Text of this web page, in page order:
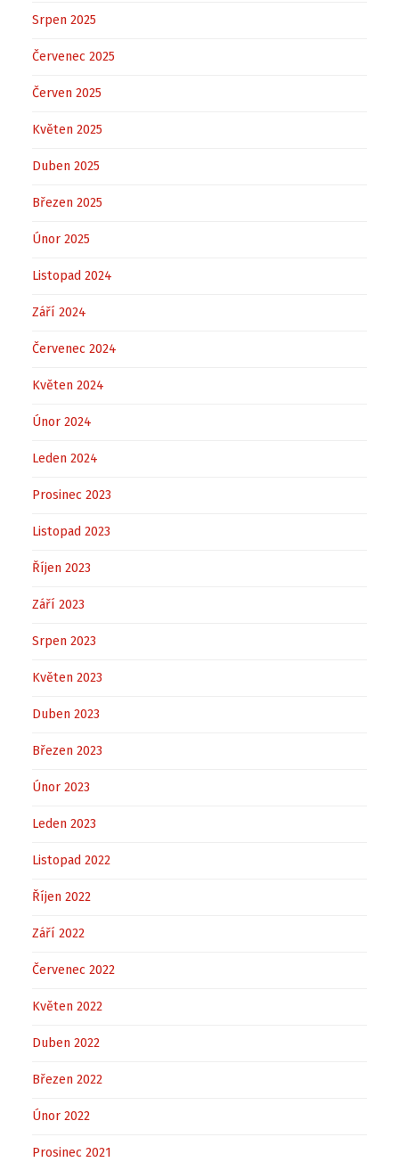
Srpen 2025
Červenec 2025
Červen 2025
Květen 2025
Duben 2025
Březen 2025
Únor 2025
Listopad 2024
Září 2024
Červenec 2024
Květen 2024
Únor 2024
Leden 2024
Prosinec 2023
Listopad 2023
Říjen 2023
Září 2023
Srpen 2023
Květen 2023
Duben 2023
Březen 2023
Únor 2023
Leden 2023
Listopad 2022
Říjen 2022
Září 2022
Červenec 2022
Květen 2022
Duben 2022
Březen 2022
Únor 2022
Prosinec 2021